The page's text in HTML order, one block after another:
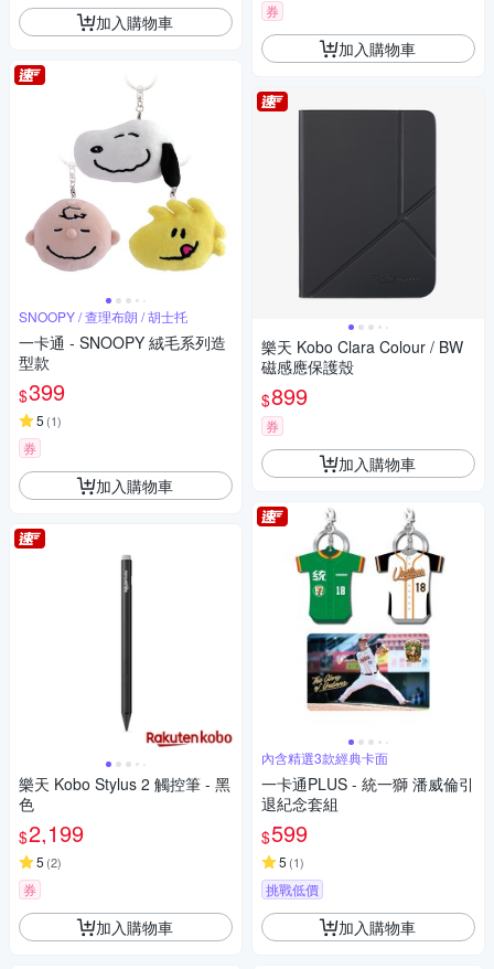
加入購物車
SNOOPY / 查理布朗 / 胡士托
一卡通 - SNOOPY 絨毛系列造
型款
$399
5 (1)
券
加入購物車
樂天 Kobo Stylus 2 觸控筆 - 黑
色
$2,199
5 (2)
券
加入購物車
券
加入購物車
樂天 Kobo Clara Colour / BW
磁感應保護殼
$899
券
加入購物車
內含精選3款經典卡面
一卡通PLUS - 統一獅 潘威倫引
退紀念套組
$599
5 (1)
挑戰低價
加入購物車